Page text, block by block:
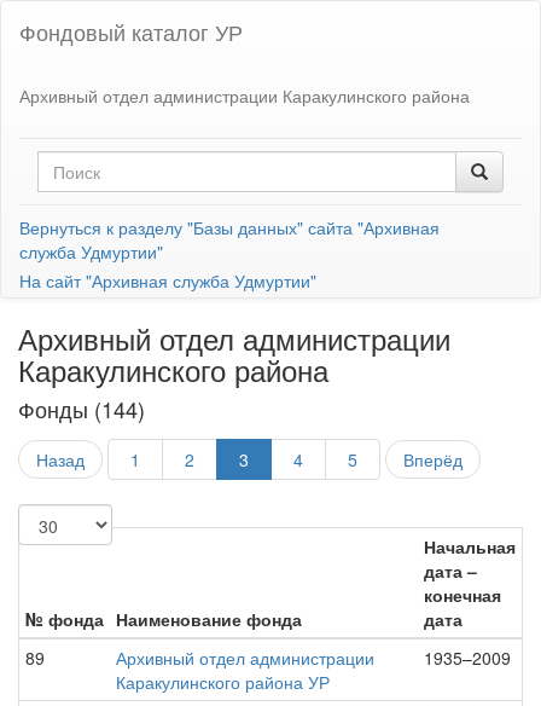
Фондовый каталог УР
Архивный отдел администрации Каракулинского района
Вернуться к разделу "Базы данных" сайта "Архивная
служба Удмуртии"
На сайт "Архивная служба Удмуртии"
Архивный отдел администрации
Каракулинского района
Фонды (144)
Назад 1 2 3 4 5 Вперёд
№ фонда Наименование фонда
Начальная
дата –
конечная
дата
89
Архивный отдел администрации
Каракулинского района УР
1935–2009